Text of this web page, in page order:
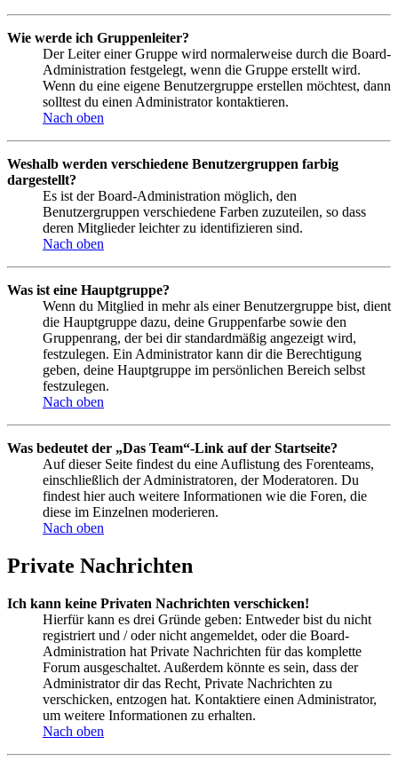
Wie werde ich Gruppenleiter?
Der Leiter einer Gruppe wird normalerweise durch die Board-
Administration festgelegt, wenn die Gruppe erstellt wird.
Wenn du eine eigene Benutzergruppe erstellen möchtest, dann
solltest du einen Administrator kontaktieren.
Nach oben
Weshalb werden verschiedene Benutzergruppen farbig
dargestellt?
Es ist der Board-Administration möglich, den
Benutzergruppen verschiedene Farben zuzuteilen, so dass
deren Mitglieder leichter zu identifizieren sind.
Nach oben
Was ist eine Hauptgruppe?
Wenn du Mitglied in mehr als einer Benutzergruppe bist, dient
die Hauptgruppe dazu, deine Gruppenfarbe sowie den
Gruppenrang, der bei dir standardmäßig angezeigt wird,
festzulegen. Ein Administrator kann dir die Berechtigung
geben, deine Hauptgruppe im persönlichen Bereich selbst
festzulegen.
Nach oben
Was bedeutet der „Das Team“-Link auf der Startseite?
Auf dieser Seite findest du eine Auflistung des Forenteams,
einschließlich der Administratoren, der Moderatoren. Du
findest hier auch weitere Informationen wie die Foren, die
diese im Einzelnen moderieren.
Nach oben
Private Nachrichten
Ich kann keine Privaten Nachrichten verschicken!
Hierfür kann es drei Gründe geben: Entweder bist du nicht
registriert und / oder nicht angemeldet, oder die Board-
Administration hat Private Nachrichten für das komplette
Forum ausgeschaltet. Außerdem könnte es sein, dass der
Administrator dir das Recht, Private Nachrichten zu
verschicken, entzogen hat. Kontaktiere einen Administrator,
um weitere Informationen zu erhalten.
Nach oben